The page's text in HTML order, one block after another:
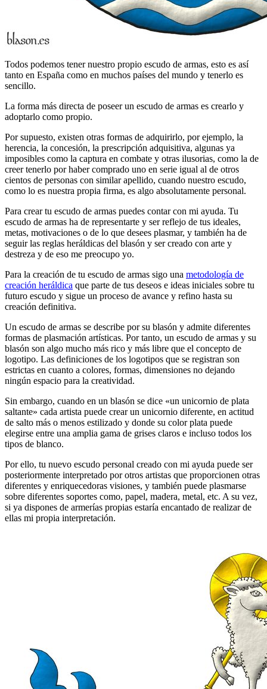
Todos podemos tener nuestro propio escudo de armas, esto es así
tanto en España como en muchos países del mundo y tenerlo es
sencillo.
La forma más directa de poseer un escudo de armas es crearlo y
adoptarlo como propio.
Por supuesto, existen otras formas de adquirirlo, por ejemplo, la
herencia, la concesión, la prescripción adquisitiva, algunas ya
imposibles como la captura en combate y otras ilusorias, como la de
creer tenerlo por haber comprado uno en serie igual al de otros
cientos de personas con similar apellido, cuando nuestro escudo,
como lo es nuestra propia firma, es algo absolutamente personal.
Para crear tu escudo de armas puedes contar con mi ayuda. Tu
escudo de armas ha de representarte y ser reflejo de tus ideales,
metas, motivaciones o de lo que desees plasmar, y también ha de
seguir las reglas heráldicas del blasón y ser creado con arte y
destreza y de eso me preocupo yo.
Para la creación de tu escudo de armas sigo una metodología de
creación heráldica que parte de tus deseos e ideas iniciales sobre tu
futuro escudo y sigue un proceso de avance y refino hasta su
creación definitiva.
Un escudo de armas se describe por su blasón y admite diferentes
formas de plasmación artísticas. Por tanto, un escudo de armas y su
blasón son algo mucho más rico y más libre que el concepto de
logotipo. Las definiciones de los logotipos que se registran son
estrictas en cuanto a colores, formas, dimensiones no dejando
ningún espacio para la creatividad.
Sin embargo, cuando en un blasón se dice «un unicornio de plata
saltante» cada artista puede crear un unicornio diferente, en actitud
de salto más o menos estilizado y donde su color plata puede
elegirse entre una amplia gama de grises claros e incluso todos los
tipos de blanco.
Por ello, tu nuevo escudo personal creado con mi ayuda puede ser
posteriormente interpretado por otros artistas que proporcionen otras
diferentes y enriquecedoras visiones, y también puede plasmarse
sobre diferentes soportes como, papel, madera, metal, etc. A su vez,
si ya dispones de armerías propias estaría encantado de realizar de
ellas mi propia interpretación.